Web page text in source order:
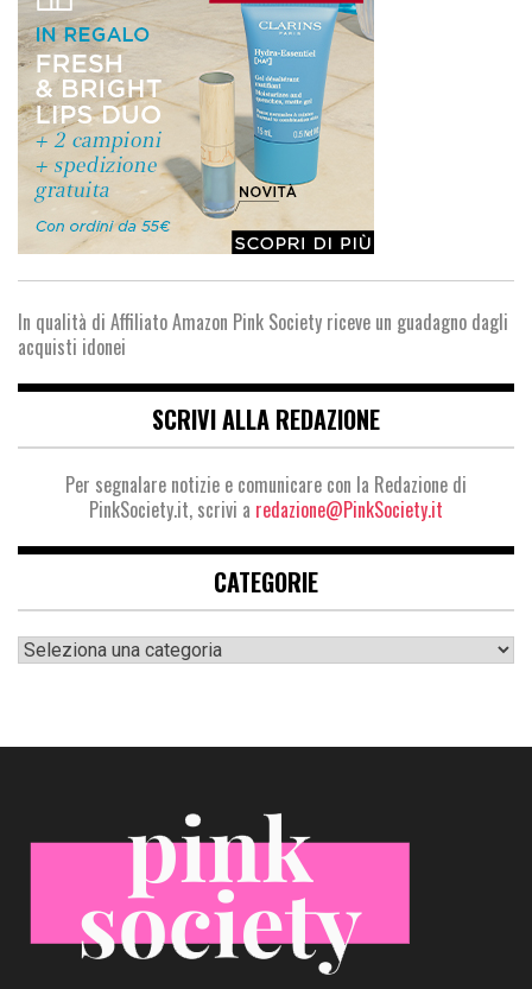
In qualità di Affiliato Amazon Pink Society riceve un guadagno dagli
acquisti idonei
SCRIVI ALLA REDAZIONE
Per segnalare notizie e comunicare con la Redazione di
PinkSociety.it, scrivi a redazione@PinkSociety.it
CATEGORIE
Categorie